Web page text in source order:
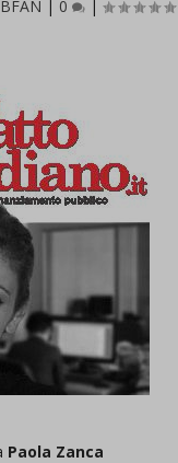
| 0 |
Paola Zanca